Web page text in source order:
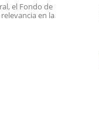
el Fondo de
en la